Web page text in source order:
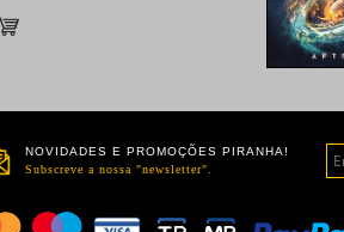
NOVIDADES E PROMOÇÕES PIRANHA!
Subscreve a nossa "newsletter".